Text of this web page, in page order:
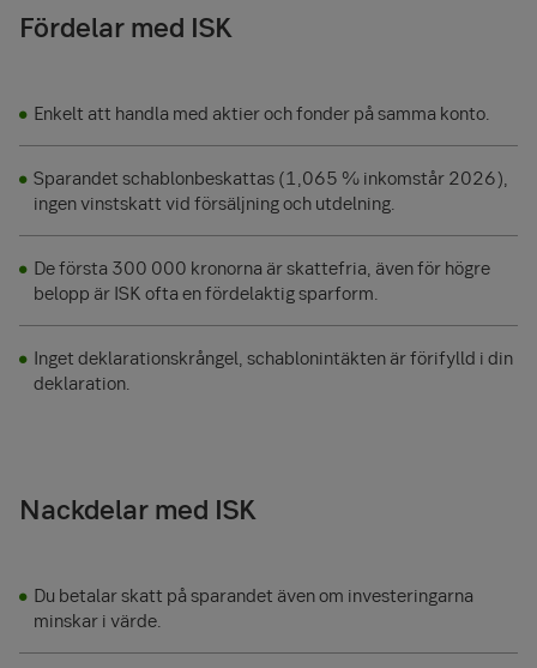
Fördelar med ISK
Enkelt att handla med aktier och fonder på samma konto.
Sparandet schablonbeskattas (1,065 % inkomstår 2026),
ingen vinstskatt vid försäljning och utdelning.
De första 300 000 kronorna är skattefria, även för högre
belopp är ISK ofta en fördelaktig sparform.
Inget deklarationskrångel, schablonintäkten är förifylld i din
deklaration.
Nackdelar med ISK
Du betalar skatt på sparandet även om investeringarna
minskar i värde.